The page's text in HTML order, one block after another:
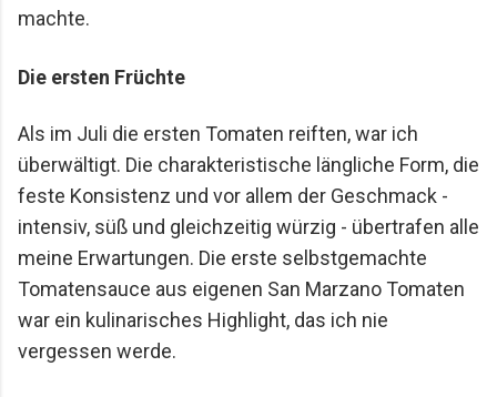
machte.
Die ersten Früchte
Als im Juli die ersten Tomaten reiften, war ich
überwältigt. Die charakteristische längliche Form, die
feste Konsistenz und vor allem der Geschmack -
intensiv, süß und gleichzeitig würzig - übertrafen alle
meine Erwartungen. Die erste selbstgemachte
Tomatensauce aus eigenen San Marzano Tomaten
war ein kulinarisches Highlight, das ich nie
vergessen werde.